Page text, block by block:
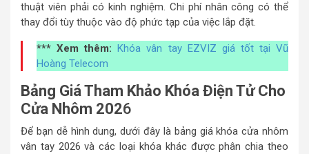
thuật viên phải có kinh nghiệm. Chi phí nhân công có thể
thay đổi tùy thuộc vào độ phức tạp của việc lắp đặt.
*** Xem thêm:
Khóa vân tay EZVIZ giá tốt tại Vũ
Hoàng Telecom
Bảng Giá Tham Khảo Khóa Điện Tử Cho
Cửa Nhôm 2026
Để bạn dễ hình dung, dưới đây là bảng giá khóa cửa nhôm
vân tay 2026 và các loại khóa khác được phân chia theo